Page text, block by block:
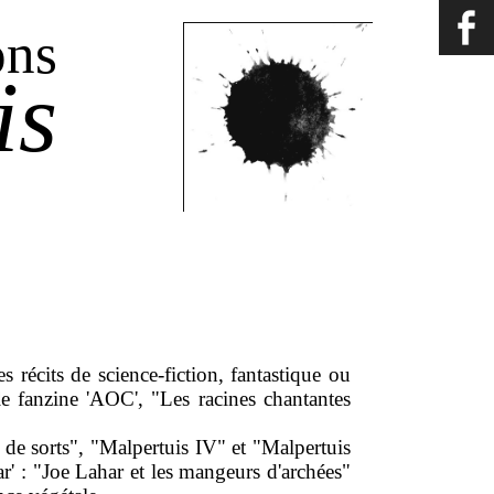
récits de science-fiction, fantastique ou
fanzine 'AOC', "Les racines chantantes
de sorts", "Malpertuis IV" et "Malpertuis
: "Joe Lahar et les mangeurs d'archées"